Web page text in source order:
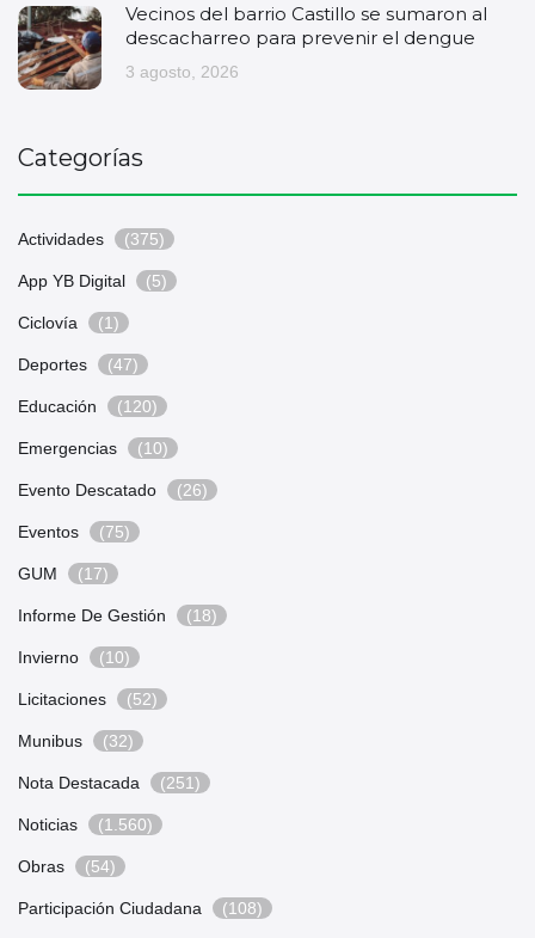
Vecinos del barrio Castillo se sumaron al
descacharreo para prevenir el dengue
3 agosto, 2026
Categorías
Actividades (375)
App YB Digital (5)
Ciclovía (1)
Deportes (47)
Educación (120)
Emergencias (10)
Evento Descatado (26)
Eventos (75)
GUM (17)
Informe De Gestión (18)
Invierno (10)
Licitaciones (52)
Munibus (32)
Nota Destacada (251)
Noticias (1.560)
Obras (54)
Participación Ciudadana (108)